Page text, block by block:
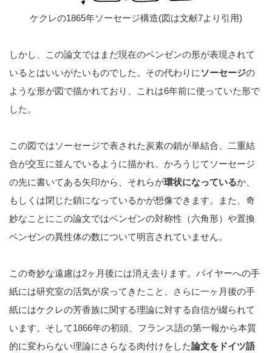
ケクレの1865年ソーセージ構造(図は文献7より引用)
しかし、この論文ではまだ現在のベンゼンの形が表現されて
いるとはいいがたいものでした。その代わりに ソーセージの
ような形が図で描かれており、これは6年前に使っていた形で
した。
この図ではソーセージで表された炭素の鎖が単結合、二重結
合が交互に並んでいるように描かれ、かろうじてソーセージ
の先に書いてある矢印から、それらが環状になっているか、
もしくは閉じた鎖になっているかが想像できます。また、奇
妙なことにこの論文ではベンゼンの対称性（六角形）や置換
ベンゼンの異性体の数について明言されていません。
この奇妙な遠慮は2ヶ月後には消え去ります。バイヤーへの手
紙には研究室の活気が戻ってきたこと、さらに一ヶ月後の手
紙にはケクレの芳香族に関する理論に対する自信が綴られて
います。そして1866年の初頭、フランス語の第一報から本質
的に変わらない理論にさらなる肉付けをした論文をドイツ語